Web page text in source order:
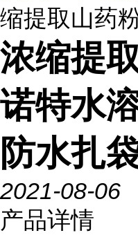
缩提取山药
浓缩提
诺特水
防水扎
2021-08-06
产品详情